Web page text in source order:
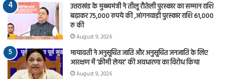
उत्तराखंड के मुख्यमंत्री ने तीलू रौतेली पुरस्कार का सम्मान राशि
बढ़ाकर 75,000 रुपये की ,आंगनवाड़ी पुरस्कार राशि 61,000
रु की
August 9, 2026
मायावती ने अनुसूचित जाति और अनुसूचित जनजाति के लिए
आरक्षण में ‘क्रीमी लेयर’ की अवधारणा का विरोध किया
August 9, 2026